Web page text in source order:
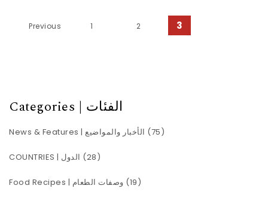
Posts pagination
Previous 1 2 3
Categories | الفئات
News & Features | الأخبار والمواضيع (75)
COUNTRIES | الدول (28)
Food Recipes | وصفات الطعام (19)